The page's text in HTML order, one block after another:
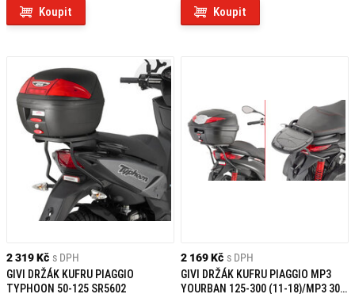
Koupit Koupit
2 319 Kč s DPH
GIVI DRŽÁK KUFRU PIAGGIO
TYPHOON 50-125 SR5602
2 169 Kč s DPH
GIVI DRŽÁK KUFRU PIAGGIO MP3
YOURBAN 125-300 (11-18)/MP3 300